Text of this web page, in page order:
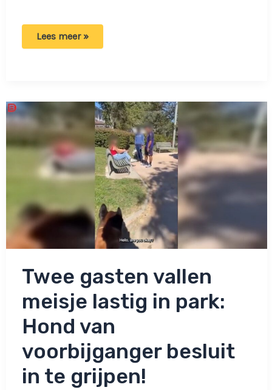
Vrouw
weekendjes
weg:
‘Ik
wil
echt
tot
rust
komen’
Lees meer »
Twee gasten vallen
meisje lastig in park:
Hond van
voorbijganger besluit
in te grijpen!